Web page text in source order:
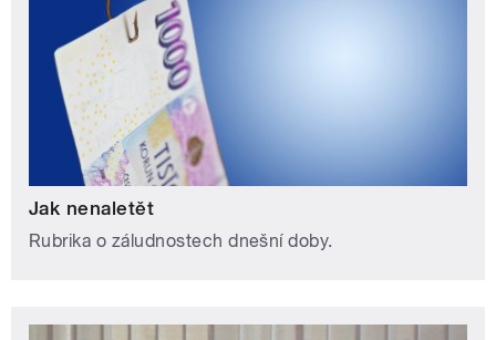
Jak nenaletět
Rubrika o záludnostech dnešní doby.